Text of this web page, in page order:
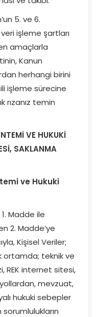
5. ve 6.
işleme şartları
amaçlarla
Kanun
herhangi birini
işleme sürecine
rızanız temin
VE HUKUKİ
SAKLANMA
ve Hukuki
Madde ile
2. Madde’ye
Kişisel Veriler;
ortamda; teknik ve
REK internet sitesi,
mevzuat,
hukuki sebepler